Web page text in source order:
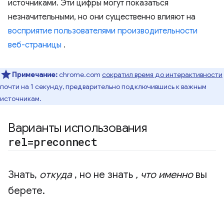
источниками. Эти цифры могут показаться
незначительными, но они существенно влияют на
восприятие пользователями производительности
веб-страницы .
Примечание:chrome.com сократил время до интерактивности
почти на 1 секунду, предварительно подключившись к важным
источникам.
Варианты использования
rel=preconnect
Знать, откуда , но не знать , что именновы
берете.